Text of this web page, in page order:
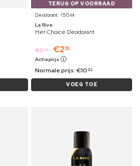
TERUG OP VOORRAAD
Deodorant ⋅ 150 ml
La Rive
Her Choice Deodorant
€2 99 €2 90
Actieprijs
Normale prijs:€10 99
VOEG TOE